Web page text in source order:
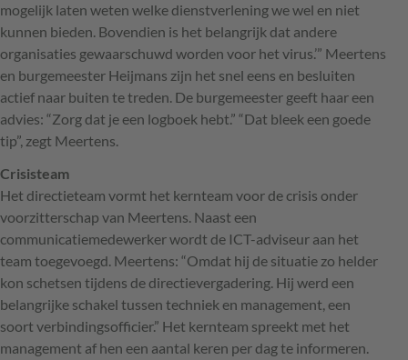
mogelijk laten weten welke dienstverlening we wel en niet
kunnen bieden. Bovendien is het belangrijk dat andere
organisaties gewaarschuwd worden voor het virus.’” Meertens
en burgemeester Heijmans zijn het snel eens en besluiten
actief naar buiten te treden. De burgemeester geeft haar een
advies: “Zorg dat je een logboek hebt.” “Dat bleek een goede
tip”, zegt Meertens.
Crisisteam
Het directieteam vormt het kernteam voor de crisis onder
voorzitterschap van Meertens. Naast een
communicatiemedewerker wordt de ICT-adviseur aan het
team toegevoegd. Meertens: “Omdat hij de situatie zo helder
kon schetsen tijdens de directievergadering. Hij werd een
belangrijke schakel tussen techniek en management, een
soort verbindingsofficier.” Het kernteam spreekt met het
management af hen een aantal keren per dag te informeren.